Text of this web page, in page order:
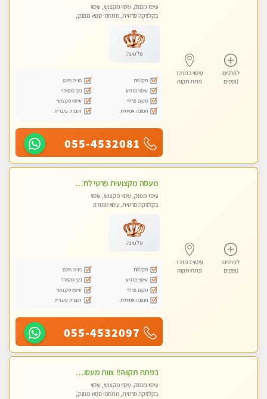
לפרטים
נוספים
עיסוי במרכז
פתח-תקוה
עיסוי מפנק, עיסוי מקצועי, עיסוי
בקלניקה פרטית, מתחמי ספא מפנק,
פלטינה
מקלחת
חניה חינם
עיסוי מרגיע
נקי ומסודר
מקום פרטי
עיסוי מקצועי
תמונה אמיתית
דוברת עיברית
055-4532081
לפרטים
נוספים
עיסוי במרכז
פתח-תקוה
מעסה מקצועית פרטי לחלוטין .ללא מין !!!
עיסוי מפנק, עיסוי מקצועי, עיסוי
בקלניקה פרטית, עיסוי טנטרה
פלטינה
מקלחת
חניה חינם
עיסוי מרגיע
נקי ומסודר
מקום פרטי
עיסוי מקצועי
תמונה אמיתית
דוברת עיברית
055-4532097
‏בפתח תקווה!! ‏צוות מעסות נאות!! ‏לעיסוי מקצועי מושלם ומפנק !! ‏ מכבדים כרטיסי אשראי- מעסות אלופות פרטי! טל- 03-9040343
עיסוי מפנק, עיסוי מקצועי, עיסוי
בקלניקה פרטית, מתחמי ספא מפנק,